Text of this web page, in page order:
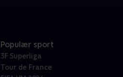
Populær sport
3F Superliga
Tour de France